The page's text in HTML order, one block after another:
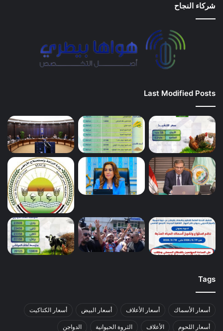
شركاء النجاح
Last Modified Posts
Tags
أسعار الأسماك أسعار الأعلاف أسعار البيض أسعار الكتاكيت
أسعار اللحوم الأعلاف الثروة الحيوانية الدواجن